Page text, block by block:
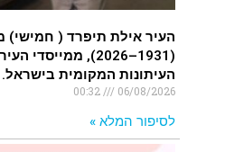
העיר אילת תיפרד ( חמישי)
(1931–2026),
העיתונות המקומית בישראל.
06/08/2026
לסיפור המלא »